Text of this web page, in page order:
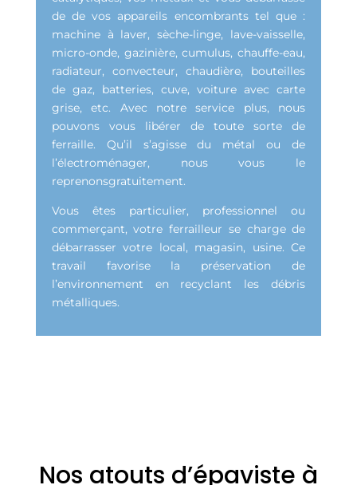
de de vos appareils encombrants tel que :
machine à laver, sèche-linge, lave-vaisselle,
micro-onde, gazinière, cumulus, chauffe-eau,
radiateur, convecteur, chaudière, bouteilles
de gaz, batteries, cuve, voiture avec carte
grise, etc. Avec notre service plus, nous
pouvons vous libérer de toute sorte de
ferraille. Qu’il s’agisse du métal ou de
l’électroménager, nous vous le
reprenonsgratuitement.
Vous êtes particulier, professionnel ou
commerçant, votre ferrailleur se charge de
débarrasser votre local, magasin, usine. Ce
travail favorise la préservation de
l’environnement en recyclant les débris
métalliques.
Nos atouts d’épaviste à